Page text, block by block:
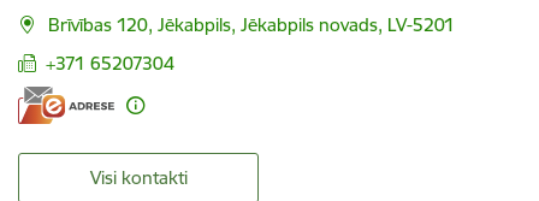
Brīvības 120, Jēkabpils, Jēkabpils novads, LV-5201
+371 65207304
Visi kontakti